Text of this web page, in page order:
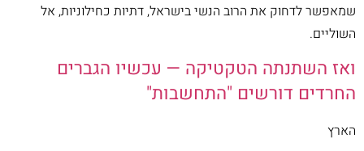
שמאפשר לדחוק את הרוב הנשי בישראל, דתיות כחילוניות, אל
השוליים.
ואז השתנתה הטקטיקה — עכשיו הגברים
החרדים דורשים "התחשבות"
הארץ